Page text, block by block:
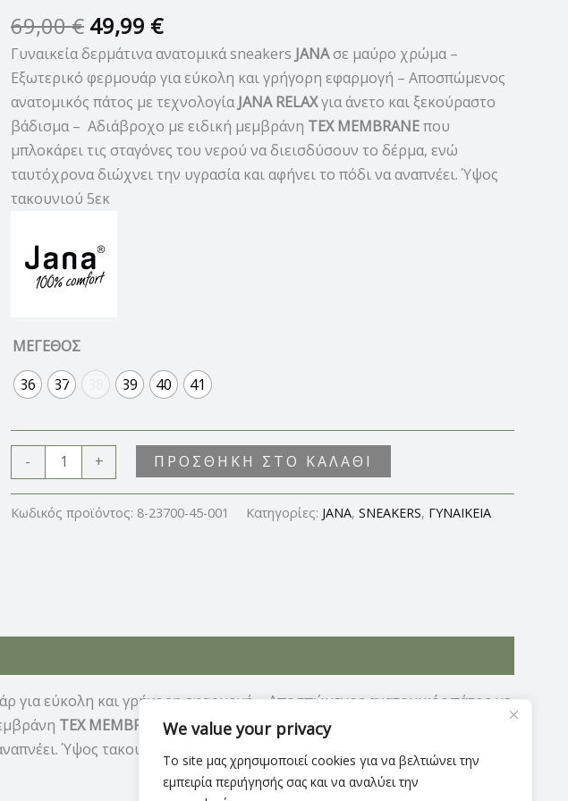
We value your privacy
Το site μας χρησιμοποιεί cookies για να βελτιώνει την
εμπειρία περιήγησής σας και να αναλύει την
69,00€ 49,99 €
Γυναικεία δερμάτινα ανατομικά sneakers JANAσε μαύρο χρώμα –
Εξωτερικό φερμουάρ για εύκολη και γρήγορη εφαρμογή – Αποσπώμενος
ανατομικός πάτος με τεχνολογίαJANA RELAXγια άνετο και ξεκούραστο
βάδισμα – Αδιάβροχο με ειδική μεμβράνη TEX MEMBRANEπου
μπλοκάρει τις σταγόνες του νερού να διεισδύσουν το δέρμα, ενώ
ταυτόχρονα διώχνει την υγρασία και αφήνει το πόδι να αναπνέει. Ύψος
τακουνιού 5εκ
ΜΕΓΕΘΟΣ
36
37 39 40 41
- + ΠΡΟΣΘΉΚΗ ΣΤΟ ΚΑΛΆΘΙ
Κωδικός προϊόντος: 8-23700-45-001 Κατηγορίες: JANA, SNEAKERS, ΓΥΝΑΙΚΕΙΑ
για εύκολη και γρήγορη εφαρμογή – Αποσπώμενος ανατομικός πάτος με
TEX MEMBRANEπου μπλοκάρει τις σταγόνες του νερού να
Ύψος τακουνιού 5εκ